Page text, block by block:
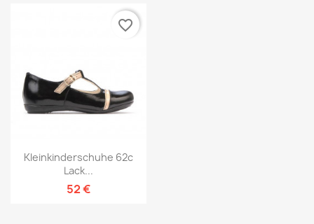
Kleinkinderschuhe 62c
Lack...
52 €
favorite_border